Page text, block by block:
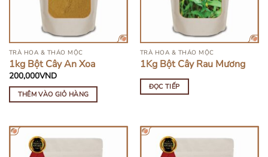
TRÀ HOA & THẢO MỘC
1kg Bột Cây An Xoa
200,000VND
THÊM VÀO GIỎ HÀNG
TRÀ HOA & THẢO MỘC
1Kg Bột Cây Rau Mương
ĐỌC TIẾP